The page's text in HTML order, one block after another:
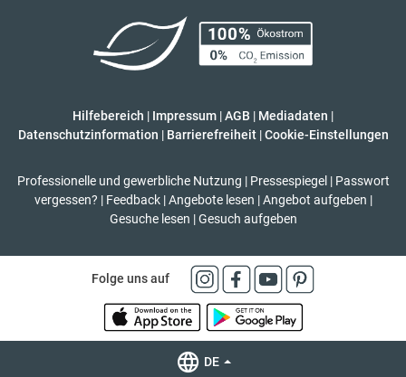
Hilfebereich | Impressum |AGB | Mediadaten |
Datenschutzinformation | Barrierefreiheit | Cookie-Einstellungen
Professionelle und gewerbliche Nutzung | Pressespiegel | Passwort
vergessen? | Feedback | Angebote lesen | Angebot aufgeben |
Gesuche lesen | Gesuch aufgeben
Folge uns auf
DE